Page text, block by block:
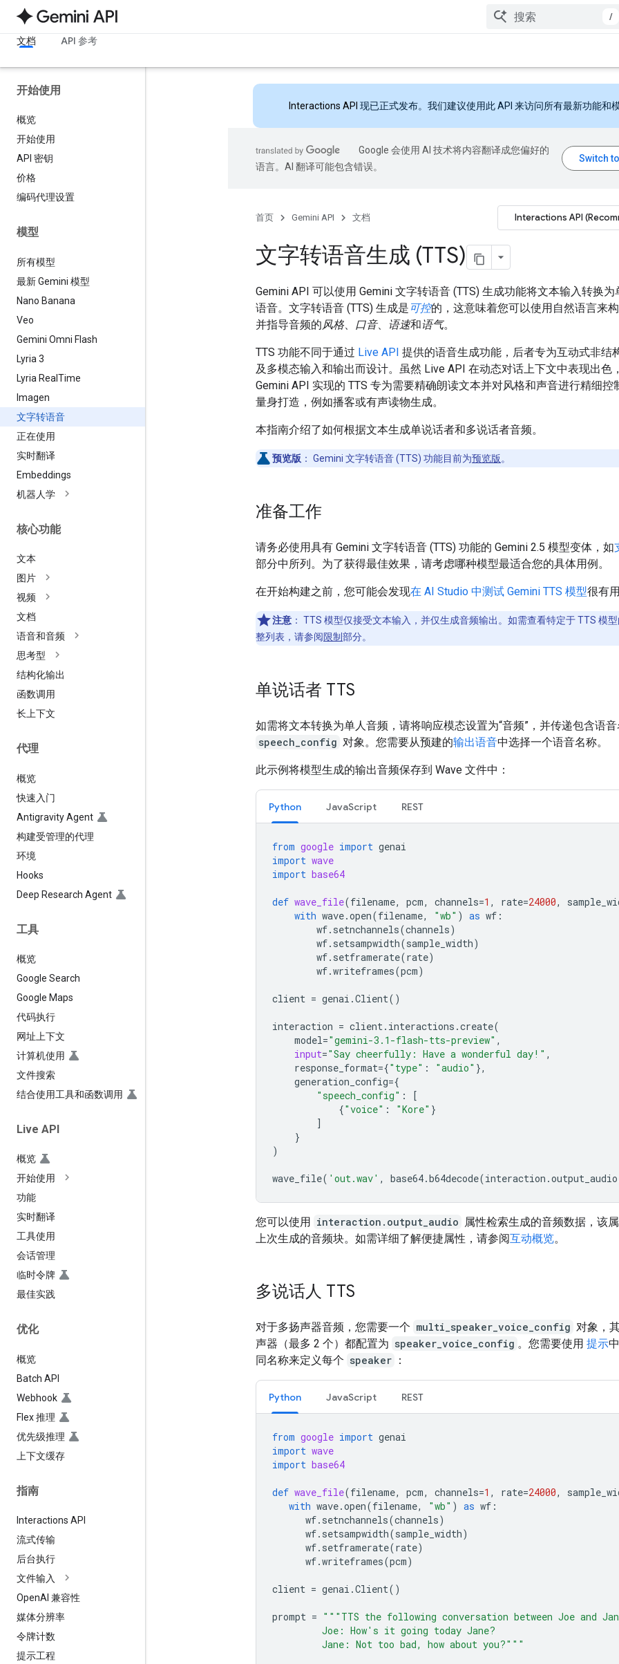
/
文档 API 参考
开始使用
概览
开始使用
API 密钥
价格
编码代理设置
模型
所有模型
最新 Gemini 模型
Nano Banana
Veo
Gemini Omni Flash
Lyria 3
Lyria Real Time
Imagen
文字转语音
正在使用
实时翻译
Embeddings
机器人学
核心功能
文本
图片
视频
文档
语音和音频
思考型
结构化输出
函数调用
长上下文
代理
概览
快速入门
Antigravity Agent
构建受管理的代理
环境
Hooks
Deep Research Agent
工具
概览
Google Search
Google Maps
代码执行
网址上下文
计算机使用
文件搜索
结合使用工具和函数调用
Live API
概览
开始使用
功能
实时翻译
工具使用
会话管理
临时令牌
最佳实践
优化
概览
Batch API
Webhook
Flex 推理
优先级推理
上下文缓存
指南
Interactions API
流式传输
后台执行
文件输入
OpenAI 兼容性
媒体分辨率
令牌计数
提示工程
Interactions API 现已正式发布。我们建议使用此 API 来访问所有最新功能和模
Google 会使用 AI 技术将内容翻译成您偏好的
语言。AI 翻译可能包含错误。
首页 Gemini API 文档 Interactions API
文字转语音生成 (TTS)
Gemini API 可以使用 Gemini 文字转语音 (TTS) 生成功能将文本输入转换为
语音。文字转语音 (TTS) 生成是 可控的，这意味着您可以使用自然语言来构
并指导音频的风格、 口音、 语速和语气。
TTS 功能不同于通过 Live API 提供的语音生成功能，后者专为互动式非结
及多模态输入和输出而设计。虽然 Live API 在动态对话上下文中表现出色
Gemini API 实现的 TTS 专为需要精确朗读文本并对风格和声音进行精细控
量身打造，例如播客或有声读物生成。
本指南介绍了如何根据文本生成单说话者和多说话者音频。
预览版 ： Gemini 文字转语音 (TTS) 功能目前为预览版。
准备工作
请务必使用具有 Gemini 文字转语音 (TTS) 功能的 Gemini 2.5 模型变体，如
部分中所列。为了获得最佳效果，请考虑哪种模型最适合您的具体用例。
在开始构建之前，您可能会发现在 AI Studio 中测试 Gemini TTS 模型很有用
注意 ： TTS 模型仅接受文本输入，并仅生成音频输出。如需查看特定于 TTS 模
整列表，请参阅限制部分。
单说话者 TTS
如需将文本转换为单人音频，请将响应模态设置为“音频”，并传递包含语
speech_config 对象。您需要从预建的输出语音中选择一个语音名称。
此示例将模型生成的输出音频保存到 Wave 文件中：
Python JavaScript REST
from google import genai
import wave
import base64
def wave_file(filename, pcm, channels=1 , rate=24000,
with wave.open(filename, "wb" ) as wf :
wf. setnchannels(channels)
wf. setsampwidth(sample_width)
wf. setframerate(rate)
wf.writeframes(pcm)
client = genai .Client()
interaction = client. interactions .create(
model="gemini-3.1-flash-tts-preview" ,
input="Say cheerfully: Have a wonderful day!" ,
response_format={"type" : "audio" },
generation_config={
"speech_config" :
[
{"voice" : "Kore" }
]
}
)
wave_file( 'out.wav' , base64.b64decode(interaction .output_audio
您可以使用 interaction.output_audio 属性检索生成的音频数据，该
上次生成的音频块。如需详细了解便捷属性，请参阅互动概览。
多说话人 TTS
对于多扬声器音频，您需要一个 multi_speaker_voice_config 对象，
声器（最多 2 个）都配置为 speaker_voice_config 。您需要使用 提示
同名称来定义每个 speaker ：
Python JavaScript REST
from google import genai
import wave
import base64
def wave_file(filename, pcm, channels=1 , rate=24000,
with wave.open(filename, "wb" ) as wf :
wf. setnchannels(channels)
wf. setsampwidth(sample_width)
wf. setframerate(rate)
wf.writeframes(pcm)
client = genai .Client()
prompt = """TTS the following conversation between Joe and
         Joe: How's it going today Jane?
         Jane: Not too bad, how about you?"""